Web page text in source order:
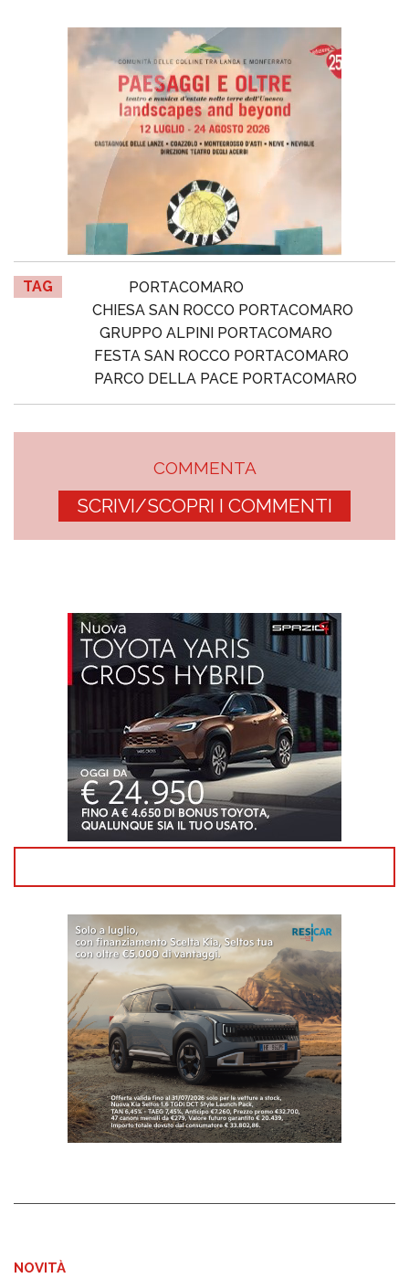
TAG
PORTACOMARO
CHIESA SAN ROCCO PORTACOMARO
GRUPPO ALPINI PORTACOMARO
FESTA SAN ROCCO PORTACOMARO
PARCO DELLA PACE PORTACOMARO
COMMENTA
SCRIVI/SCOPRI I COMMENTI
NOVITÀ